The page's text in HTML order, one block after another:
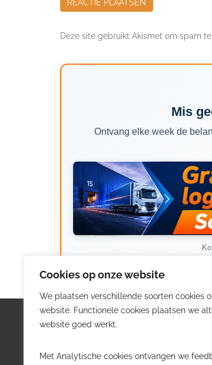
Cookies op onze website
We plaatsen verschillende soorten cookies
website. Functionele cookies plaatsen we
website goed werkt.
Met Analytische cookies ontvangen we
Deze site gebruikt Akismet om spam
Mis
Ontvang elke week de
Logistiek.be
Logistiek.be brengt dagelijks nieuws,